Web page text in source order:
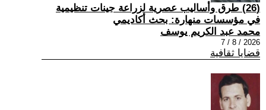
(26) طرق وأساليب عصرية لزراعة جينات تنظيمية
في مؤسسات منهارة: بحث أكاديمي
محمد عبد الكريم يوسف
2026 / 8 / 7
قضايا ثقافية